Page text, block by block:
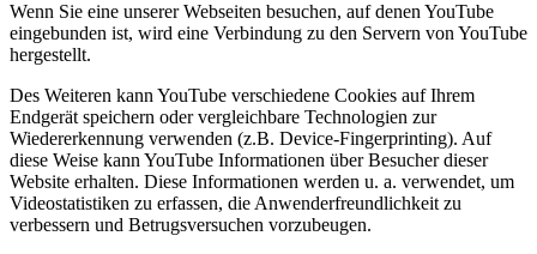
Wenn Sie eine unserer Webseiten besuchen, auf denen YouTube
eingebunden ist, wird eine Verbindung zu den Servern von YouTube
hergestellt.
Des Weiteren kann YouTube verschiedene Cookies auf Ihrem
Endgerät speichern oder vergleichbare Technologien zur
Wiedererkennung verwenden (z.B. Device-Fingerprinting). Auf
diese Weise kann YouTube Informationen über Besucher dieser
Website erhalten. Diese Informationen werden u. a. verwendet, um
Videostatistiken zu erfassen, die Anwenderfreundlichkeit zu
verbessern und Betrugsversuchen vorzubeugen.